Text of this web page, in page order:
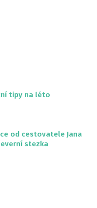
tipy na léto
od cestovatele Jana
stezka